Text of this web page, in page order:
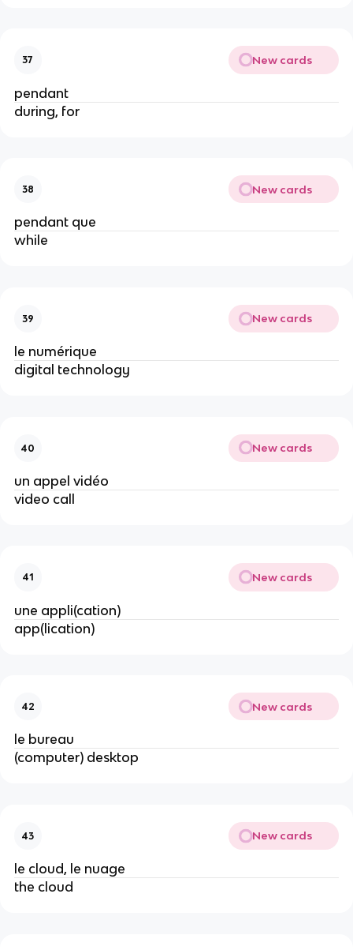
37 New cards
pendant
during, for
38 New cards
pendant que
while
39 New cards
le numérique
digital technology
40 New cards
un appel vidéo
video call
41 New cards
une appli(cation)
app(lication)
42 New cards
le bureau
(computer) desktop
43 New cards
le cloud, le nuage
the cloud